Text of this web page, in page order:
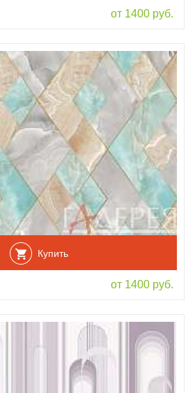
от 1400 руб.
Купить
от 1400 руб.